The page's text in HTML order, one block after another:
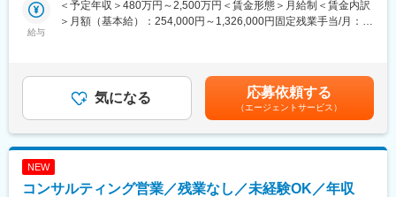
・Webアプリケーションエンジニア
・ローコード／ノーコード開発エンジニア
・エマージングテクノロジーエンジニア
◎業界系ITエンジニア
・金融（銀行・証券・保険）、製造、通信、流通、医薬・ライフ
サイエンス等
変更の範囲：会社の定める業務
ちは「業務とシステムの二刀流」のアプローチでクライアントの
■業務内容：
・クライアントの製品開発プロセスと情報伝達の現状調査とあり
業務プロセス変革推進
給与
＜予定年収＞480万円～2,500万円＜賃金形態＞月給制＜賃金内訳
＞月額（基本給）：254,000円～1,326,000円固定残業手当/月：
当社基準により待遇を決定するが、待遇については応相談・人事
評価に基づき年１回の報酬見直し（4月）・業績により年2回賞与
支給 （2023年実績、2.0か月支給）・別途決算賞与あり（2023年
実績、1.0か月支給）賃金はあくまでも目安の金額であり、選考を
通じて上下する可能性があります。月給(月額)は固定手当を含めた
気になる 応募依頼する
（エージェントサービス）
NEW
コンサルティング営業／残業なし／未経験OK／年収